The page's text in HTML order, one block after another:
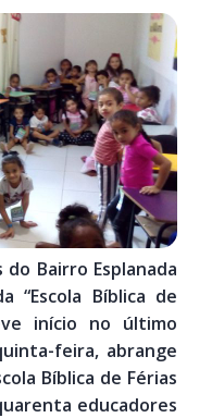
Bairro Esplanada
“Escola Bíblica de
início no último
feira, abrange
Bíblica de Férias
educadores